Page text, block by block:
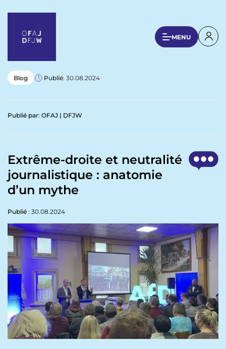
MENU
U
s
o
u
n
n
u
Blog Publié: 30.08.2024
Publié par: OFAJ | DFJW
Extrême-droite et neutralité
journalistique : anatomie
d’un mythe
Publié: 30.08.2024